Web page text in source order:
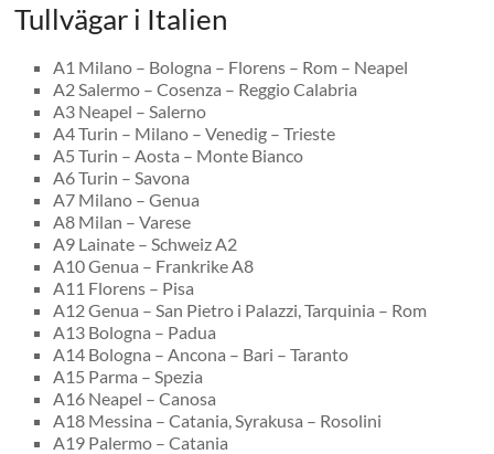
Tullvägar i Italien
A1 Milano – Bologna – Florens – Rom – Neapel
A2 Salermo – Cosenza – Reggio Calabria
A3 Neapel – Salerno
A4 Turin – Milano – Venedig – Trieste
A5 Turin – Aosta – Monte Bianco
A6 Turin – Savona
A7 Milano – Genua
A8 Milan – Varese
A9 Lainate – Schweiz A2
A10 Genua – Frankrike A8
A11 Florens – Pisa
A12 Genua – San Pietro i Palazzi, Tarquinia – Rom
A13 Bologna – Padua
A14 Bologna – Ancona – Bari – Taranto
A15 Parma – Spezia
A16 Neapel – Canosa
A18 Messina – Catania, Syrakusa – Rosolini
A19 Palermo – Catania